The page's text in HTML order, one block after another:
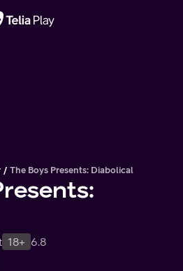
The Boys Presents: Diabolical
18+ 6.8